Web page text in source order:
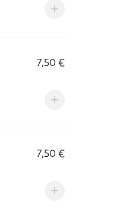
7,50 €
7,50 €